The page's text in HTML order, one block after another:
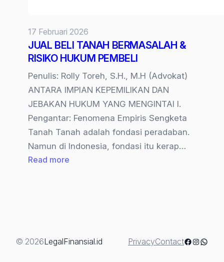
17 Februari 2026
JUAL BELI TANAH BERMASALAH &
RISIKO HUKUM PEMBELI
Penulis: Rolly Toreh, S.H., M.H (Advokat)
ANTARA IMPIAN KEPEMILIKAN DAN
JEBAKAN HUKUM YANG MENGINTAI I.
Pengantar: Fenomena Empiris Sengketa
Tanah Tanah adalah fondasi peradaban.
Namun di Indonesia, fondasi itu kerap…
Read more
RISIKO
© 2026LegalFinansial.id PrivacyContactFacebook